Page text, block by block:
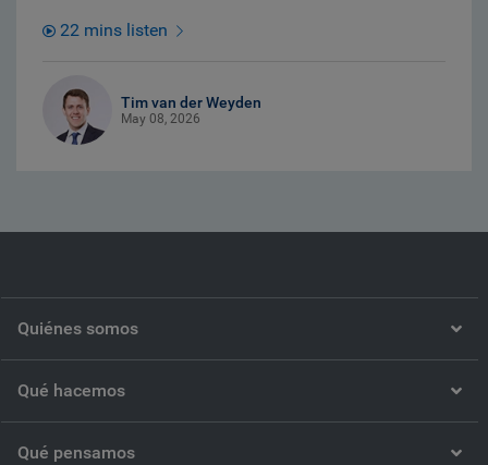
22 mins listen
Tim van der Weyden
May 08, 2026
Quiénes somos
Qué hacemos
Qué pensamos